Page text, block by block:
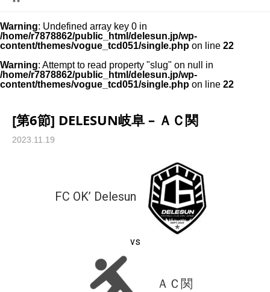
Warning: Undefined array key 0 in
/home/r7878862/public_html/delesun.jp/wp-
content/themes/vogue_tcd051/single.php on line 22
Warning: Attempt to read property "slug" on null in
/home/r7878862/public_html/delesun.jp/wp-
content/themes/vogue_tcd051/single.php on line 22
[第6節] DELESUN岐阜 – ＡＣ関
2023.11.19
FC OK’ Delesun
vs
ＡＣ関